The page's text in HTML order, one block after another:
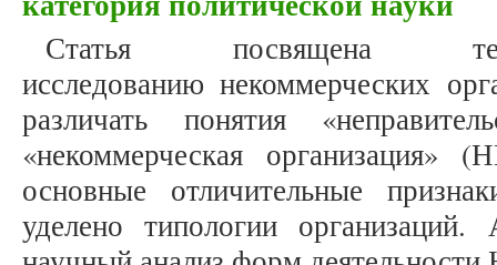
Статья посвящена
исследованию некоммерческих
различать понятия
«некоммерческая организация»
основные отличительные
уделено типологии